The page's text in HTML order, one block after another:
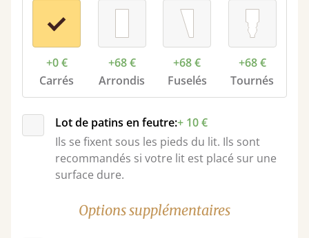
+0 €
Carrés
+68 €
Arrondis
+68 €
Fuselés
+68 €
Tournés
Lot de patins en feutre:+ 10 €
Ils se fixent sous les pieds du lit. Ils sont
recommandés si votre lit est placé sur une
surface dure.
Options supplémentaires